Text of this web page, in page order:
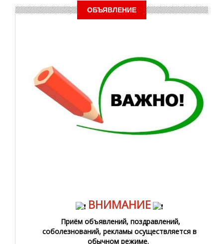
ОБЪЯВЛЕНИЕ
ВНИМАНИЕ
Приём объявлений, поздравлений,
соболезнований, рекламы осуществляется в
обычном режиме.